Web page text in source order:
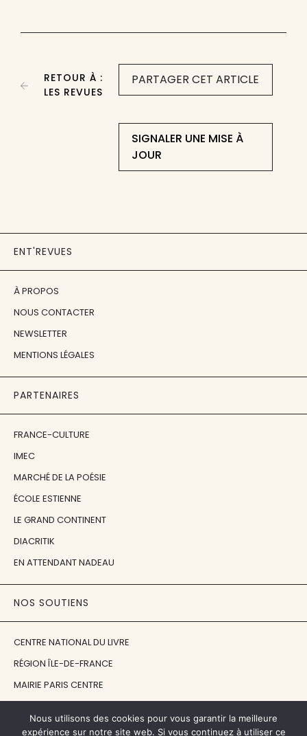
PARTAGER CET ARTICLE
SIGNALER UNE MISE À
JOUR
RETOUR À :
LES REVUES
ENT'REVUES
À PROPOS
NOUS CONTACTER
NEWSLETTER
MENTIONS LÉGALES
PARTENAIRES
FRANCE-CULTURE
IMEC
MARCHÉ DE LA POÉSIE
ÉCOLE ESTIENNE
LE GRAND CONTINENT
DIACRITIK
EN ATTENDANT NADEAU
NOS SOUTIENS
CENTRE NATIONAL DU LIVRE
RÉGION ÎLE-DE-FRANCE
MAIRIE PARIS CENTRE
FONDATION JAN MICHALSKI
Nous utilisons des cookies pour vous garantir la meilleure
expérience sur notre site web. Si vous continuez à utiliser ce